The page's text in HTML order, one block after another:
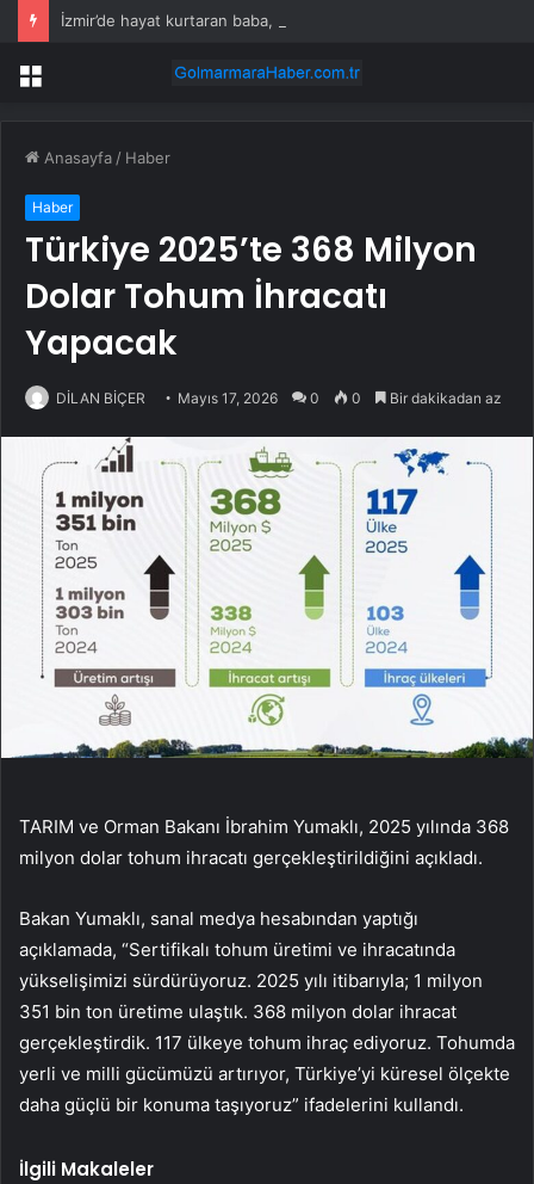
Menü
Anasayfa / Haber
Haber
Türkiye 2025’te 368 Milyon
Dolar Tohum İhracatı
Yapacak
DİLAN BİÇER Mayıs 17, 2026 0 0 Bir dakikadan az
TARIM ve Orman Bakanı İbrahim Yumaklı, 2025 yılında 368
milyon dolar tohum ihracatı gerçekleştirildiğini açıkladı.
Bakan Yumaklı, sanal medya hesabından yaptığı
açıklamada, “Sertifikalı tohum üretimi ve ihracatında
yükselişimizi sürdürüyoruz. 2025 yılı itibarıyla; 1 milyon
351 bin ton üretime ulaştık. 368 milyon dolar ihracat
gerçekleştirdik. 117 ülkeye tohum ihraç ediyoruz. Tohumda
yerli ve milli gücümüzü artırıyor, Türkiye’yi küresel ölçekte
daha güçlü bir konuma taşıyoruz” ifadelerini kullandı.
İlgili Makaleler